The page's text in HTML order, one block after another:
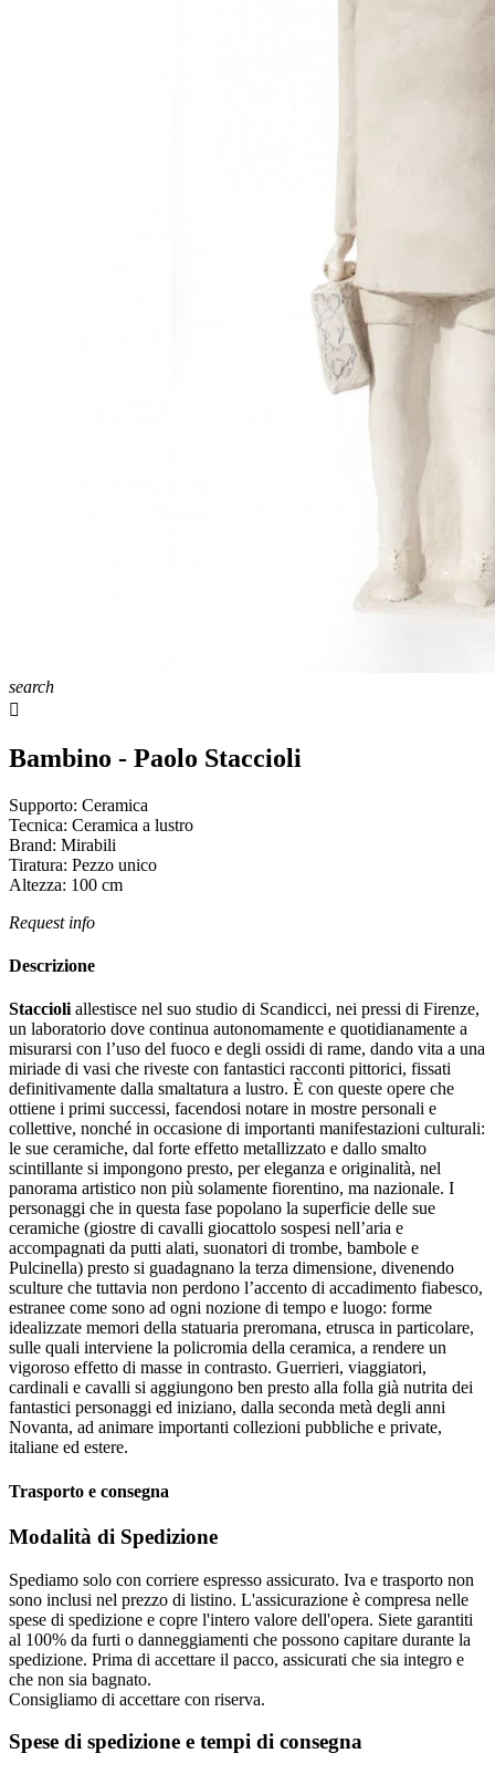
search

Bambino - Paolo Staccioli
Supporto: Ceramica
Tecnica: Ceramica a lustro
Brand: Mirabili
Tiratura: Pezzo unico
Altezza: 100 cm
Request info
Descrizione
Staccioli allestisce nel suo studio di Scandicci, nei pressi di Firenze,
un laboratorio dove continua autonomamente e quotidianamente a
misurarsi con l’uso del fuoco e degli ossidi di rame, dando vita a una
miriade di vasi che riveste con fantastici racconti pittorici, fissati
definitivamente dalla smaltatura a lustro.‎ È con queste opere che
ottiene i primi successi, facendosi notare in mostre personali e
collettive, nonché in occasione di importanti manifestazioni culturali:
le sue ceramiche, dal forte effetto metallizzato e dallo smalto
scintillante si impongono presto, per eleganza e originalità, nel
panorama artistico non più solamente fiorentino, ma nazionale.‎ I
personaggi che in questa fase popolano la superficie delle sue
ceramiche (giostre di cavalli giocattolo sospesi nell’aria e
accompagnati da putti alati, suonatori di trombe, bambole e
Pulcinella) presto si guadagnano la terza dimensione, divenendo
sculture che tuttavia non perdono l’accento di accadimento fiabesco,
estranee come sono ad ogni nozione di tempo e luogo: forme
idealizzate memori della statuaria preromana, etrusca in particolare,
sulle quali interviene la policromia della ceramica, a rendere un
vigoroso effetto di masse in contrasto.‎ Guerrieri, viaggiatori,
cardinali e cavalli si aggiungono ben presto alla folla già nutrita dei
fantastici personaggi ed iniziano, dalla seconda metà degli anni
Novanta, ad animare importanti collezioni pubbliche e private,
italiane ed estere.‎
Trasporto e consegna
Modalità di Spedizione
Spediamo solo con corriere espresso assicurato. Iva e trasporto non
sono inclusi nel prezzo di listino. L'assicurazione è compresa nelle
spese di spedizione e copre l'intero valore dell'opera. Siete garantiti
al 100% da furti o danneggiamenti che possono capitare durante la
spedizione. Prima di accettare il pacco, assicurati che sia integro e
che non sia bagnato.
Consigliamo di accettare con riserva.
Spese di spedizione e tempi di consegna